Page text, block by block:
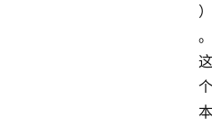
）
。
这
个
本